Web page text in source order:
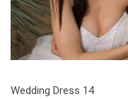
Wedding Dress 14